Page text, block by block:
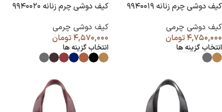
کیف دوشی چرم زنانه ۹۹۴۰۰۱۹
کیف دوشی چرمی
۴,۷۵۰,۰۰۰تومان
انتخاب گزینه ها
کیف دوشی چرم زنانه ۹۹۴۰۰۲۰
کیف دوشی چرمی
۴,۵۷۰,۰۰۰تومان
انتخاب گزینه ها